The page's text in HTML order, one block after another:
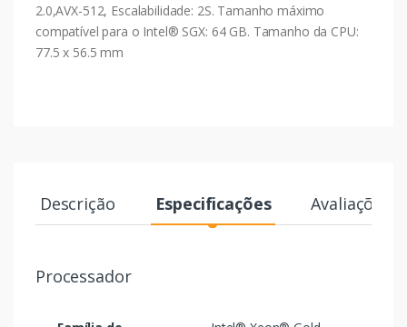
2.0,AVX-512, Escalabilidade: 2S. Tamanho máximo
compatível para o Intel® SGX: 64 GB. Tamanho da CPU:
77.5 x 56.5 mm
Descrição Especificações Avaliações
Processador